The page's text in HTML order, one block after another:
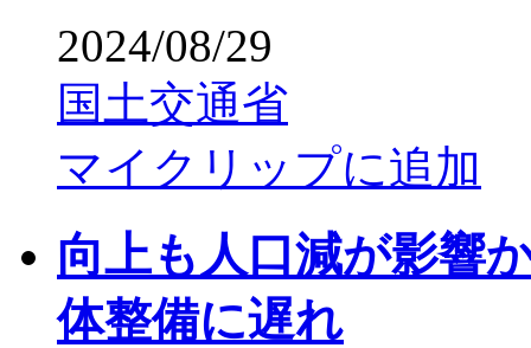
2024/08/29
国土交通省
マイクリップに追加
向上も人口減が影響
体整備に遅れ